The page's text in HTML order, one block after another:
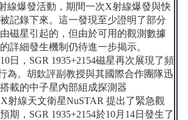
線爆發活動，期間一次X射線爆發與快
記錄下來。這一發現至少證明了部分
磁星引起的，但由於可用的觀測數據
詳細發生機制仍待進一步揭示。
10日， SGR 1935+2154磁星再次展現了頻
為。胡欽評副教授與其國際合作團隊迅
載的中子星內部組成探測器
X射線天文衛星NuSTAR 提出了緊急觀
期， SGR 1935+2154於10月 14日發生了